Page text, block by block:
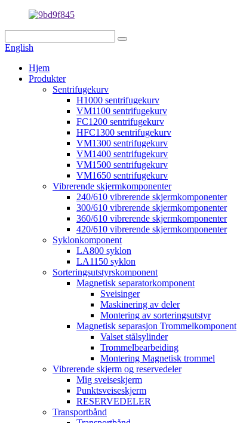
English
Hjem
Produkter
Sentrifugekurv
H1000 sentrifugekurv
VM1100 sentrifugekurv
FC1200 sentrifugekurv
HFC1300 sentrifugekurv
VM1300 sentrifugekurv
VM1400 sentrifugekurv
VM1500 sentrifugekurv
VM1650 sentrifugekurv
Vibrerende skjermkomponenter
240/610 vibrerende skjermkomponenter
300/610 vibrerende skjermkomponenter
360/610 vibrerende skjermkomponenter
420/610 vibrerende skjermkomponenter
Syklonkomponent
LA800 syklon
LA1150 syklon
Sorteringsutstyrskomponent
Magnetisk separatorkomponent
Sveisinger
Maskinering av deler
Montering av sorteringsutstyr
Magnetisk separasjon Trommelkomponent
Valset stålsylinder
Trommelbearbeiding
Montering Magnetisk trommel
Vibrerende skjerm og reservedeler
Mig sveiseskjerm
Punktsveiseskjerm
RESERVEDELER
Transportbånd